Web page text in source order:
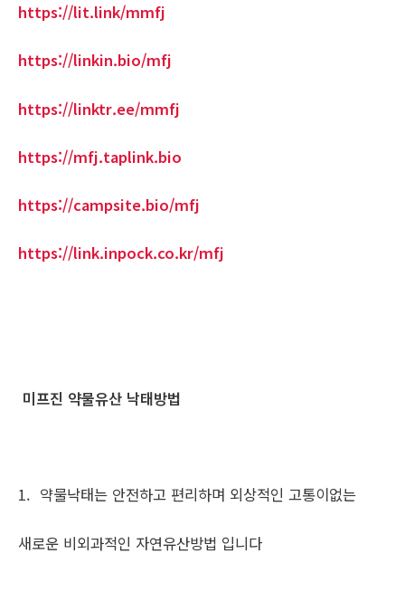
https://lit.link/mmfj
https://linkin.bio/mfj
https://linktr.ee/mmfj
https://mfj.taplink.bio
https://campsite.bio/mfj
https://link.inpock.co.kr/mfj
미프진 약물유산 낙태방법
1. 약물낙태는 안전하고 편리하며 외상적인 고통이없는
새로운 비외과적인 자연유산방법 입니다